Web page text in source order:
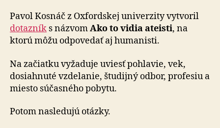
Pavol Kosnáč z Oxfordskej univerzity vytvoril
dotazník s názvomAko to vidia ateisti, na
ktorú môžu odpovedať aj humanisti.
Na začiatku vyžaduje uviesť pohlavie, vek,
dosiahnuté vzdelanie, študijný odbor, profesiu a
miesto súčasného pobytu.
Potom nasledujú otázky.